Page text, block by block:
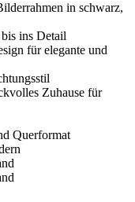
in schwarz,
ins Detail
für elegante und
Zuhause für
Querformat